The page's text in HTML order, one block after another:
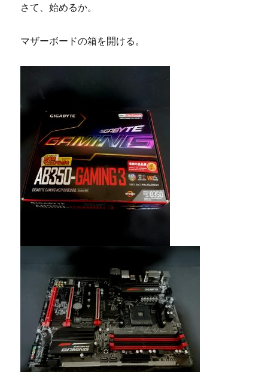
さて、始めるか。
マザーボードの箱を開ける。